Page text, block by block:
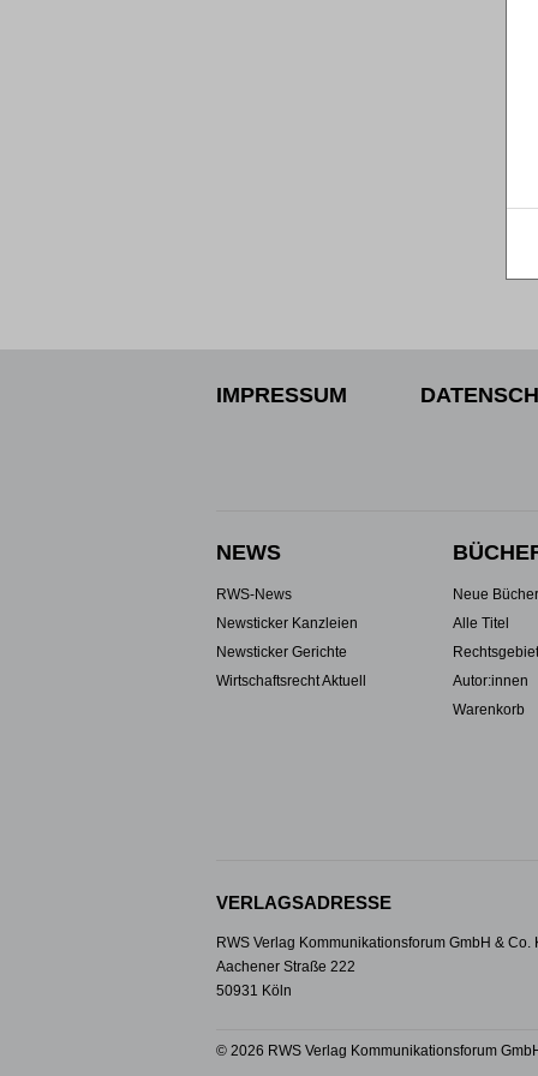
IMPRESSUM
NEWS
RWS-News
Newsticker Kanzleien
Newsticker Gerichte
Wirtschaftsrecht Aktuell
Neue Bücher
Alle Titel
Autor:innen
Warenkorb
VERLAGSADRESSE
RWS Verlag Kommunikationsforum GmbH & Co.
Aachener Straße 222
50931 Köln
© 2026 RWS Verlag Kommunikationsforum